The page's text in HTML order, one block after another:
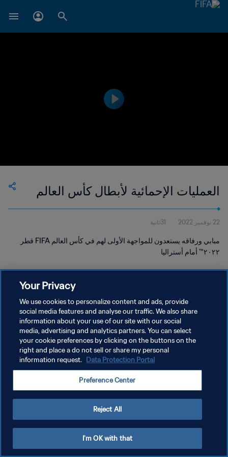
العمليات الإحمائية لأبطال كأس العالم
22 نوفمبر 2022 31ثانية
مبابي ورفاقه يستعدون للمواجهة الأولى لهم في كأس العالم FIFA قطر
٢٠٢٢™ أمام أستراليا
سياسة الخصوصية
شروط الخدمة
إدارة تفضيلات ملفات تعريف الارتباط
Your Privacy
We use cookies to personalize content and ads, provide
social media features and analyse our traffic. We also share
information about your use of our site with our social
media, advertising and analytics partners. You can select
your cookie preferences by clicking on the buttons on the
right and place a do not sell or share my personal
information request. Data Protection Portal
Preference Center
Reject All
I'm OK with that